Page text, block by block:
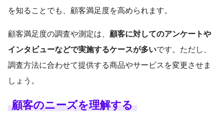
を知ることでも、顧客満足度を高められます。
顧客満足度の調査や測定は、 顧客に対してのアンケートや
インタビューなどで実施するケースが多いです。ただし、
調査方法に合わせて提供する商品やサービスを変更させま
しょう。
顧客のニーズを理解する